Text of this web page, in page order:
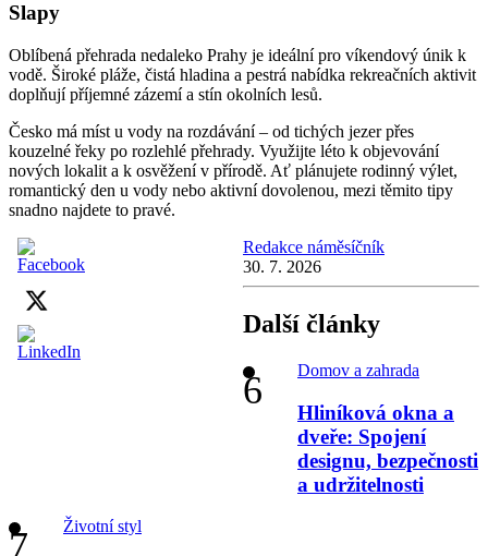
Slapy
Oblíbená přehrada nedaleko Prahy je ideální pro víkendový únik k
vodě. Široké pláže, čistá hladina a pestrá nabídka rekreačních aktivit
doplňují příjemné zázemí a stín okolních lesů.
Česko má míst u vody na rozdávání – od tichých jezer přes
kouzelné řeky po rozlehlé přehrady. Využijte léto k objevování
nových lokalit a k osvěžení v přírodě. Ať plánujete rodinný výlet,
romantický den u vody nebo aktivní dovolenou, mezi těmito tipy
snadno najdete to pravé.
Redakce náměsíčník
30. 7. 2026
Další články
Domov a zahrada
Hliníková okna a
dveře: Spojení
designu, bezpečnosti
a udržitelnosti
Životní styl